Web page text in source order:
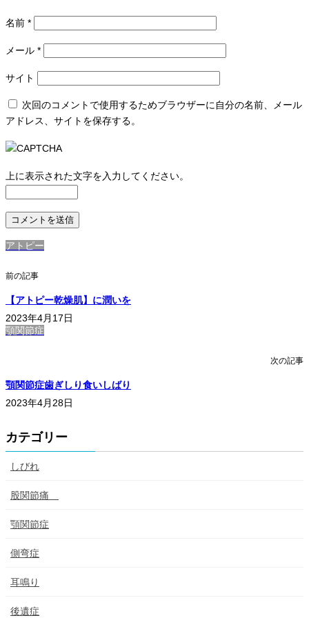
名前 *
メール *
サイト
次回のコメントで使用するためブラウザーに自分の名前、メール
アドレス、サイトを保存する。
上に表示された文字を入力してください。
アトピー
前の記事
【アトピー乾燥肌】に潤いを
2023年4月17日
顎関節症
次の記事
顎関節症歯ぎしり食いしばり
2023年4月28日
カテゴリー
しびれ
股関節痛
顎関節症
側弯症
耳鳴り
後遺症